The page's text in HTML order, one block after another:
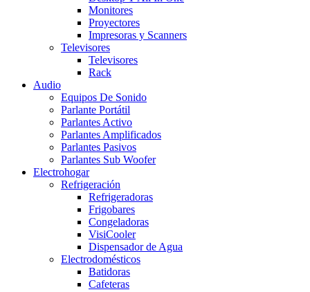
Monitores
Proyectores
Impresoras y Scanners
Televisores
Televisores
Rack
Audio
Equipos De Sonido
Parlante Portátil
Parlantes Activo
Parlantes Amplificados
Parlantes Pasivos
Parlantes Sub Woofer
Electrohogar
Refrigeración
Refrigeradoras
Frigobares
Congeladoras
VisiCooler
Dispensador de Agua
Electrodomésticos
Batidoras
Cafeteras